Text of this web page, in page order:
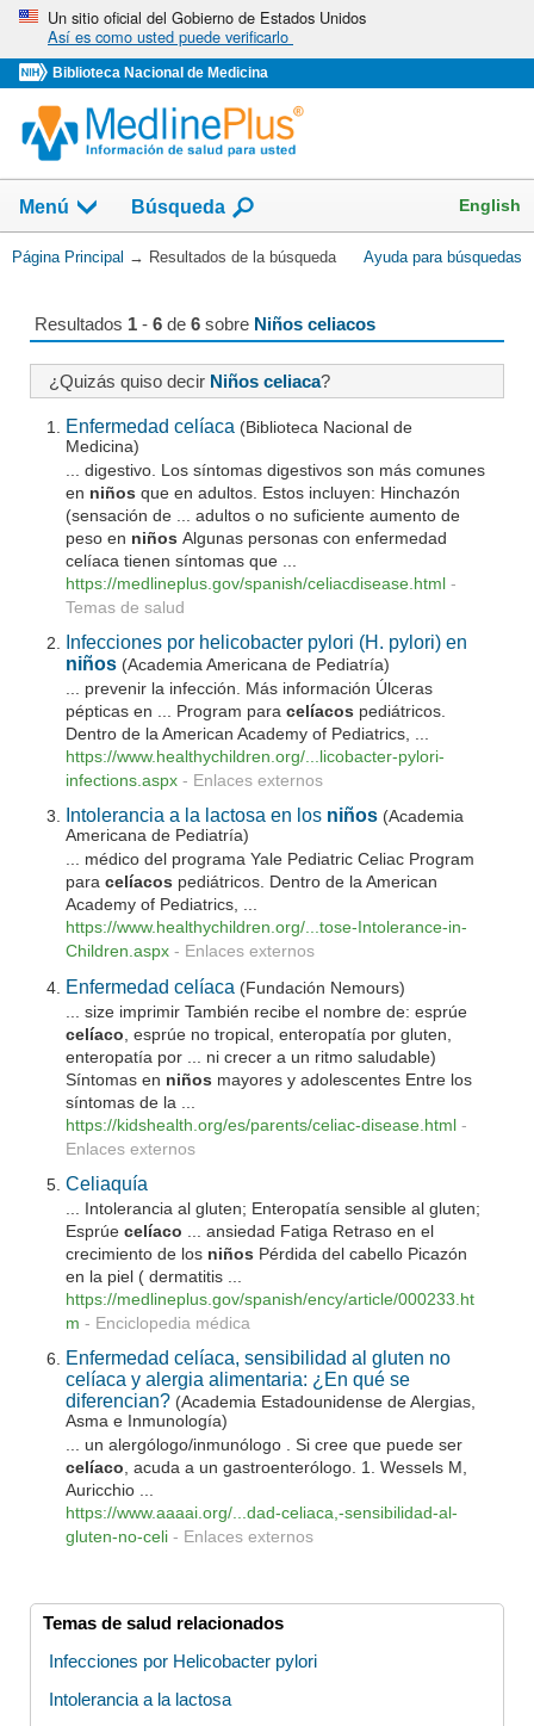
Omita
vaya
al
Contenido
Un sitio oficial del Gobierno de Estados Unidos
Así es como usted puede verificarlo
Biblioteca Nacional de Medicina
Menú Búsqueda English
Usted
Página Principal → Resultados de la búsqueda Ayuda para búsquedas
Resultados 1- 6de 6sobre Niños celiacos
¿Quizás quiso decir Niños celiaca?
Enfermedad celíaca (Biblioteca Nacional de
Medicina)
... digestivo. Los síntomas digestivos son más comunes
en niños que en adultos. Estos incluyen: Hinchazón
(sensación de ... adultos o no suficiente aumento de
peso en niñosAlgunas personas con enfermedad
celíaca tienen síntomas que ...
https://medlineplus.gov/spanish/celiacdisease.html -
Temas de salud
Infecciones por helicobacter pylori (H. pylori) en
niños (Academia Americana de Pediatría)
... prevenir la infección. Más información Úlceras
pépticas en ... Program paracelíacos pediátricos.
Dentro de la American Academy of Pediatrics, ...
https://www.healthychildren.org/...licobacter-pylori-
infections.aspx - Enlaces externos
Intolerancia a la lactosa en los niños (Academia
Americana de Pediatría)
... médico del programa Yale Pediatric Celiac Program
paracelíacos pediátricos. Dentro de la American
Academy of Pediatrics, ...
https://www.healthychildren.org/...tose-Intolerance-in-
Children.aspx - Enlaces externos
Enfermedad celíaca (Fundación Nemours)
... size imprimir También recibe el nombre de: esprúe
celíaco , esprúe no tropical, enteropatía por gluten,
enteropatía por ... ni crecer a un ritmo saludable)
Síntomas en niños mayores y adolescentes Entre los
síntomas de la ...
https://kidshealth.org/es/parents/celiac-disease.html -
Enlaces externos
Celiaquía
... Intolerancia al gluten; Enteropatía sensible al gluten;
Esprúecelíaco ... ansiedad Fatiga Retraso en el
crecimiento de los niños Pérdida del cabello Picazón
en la piel ( dermatitis ...
https://medlineplus.gov/spanish/ency/article/000233.ht
m - Enciclopedia médica
Enfermedad celíaca, sensibilidad al gluten no
celíaca y alergia alimentaria: ¿En qué se
diferencian? (Academia Estadounidense de Alergias,
Asma e Inmunología)
... un alergólogo/inmunólogo . Si cree que puede ser
celíaco, acuda a un gastroenterólogo. 1. Wessels M,
Auricchio ...
https://www.aaaai.org/...dad-celiaca,-sensibilidad-al-
gluten-no-celi - Enlaces externos
Temas de salud relacionados
Infecciones por Helicobacter pylori
Intolerancia a la lactosa